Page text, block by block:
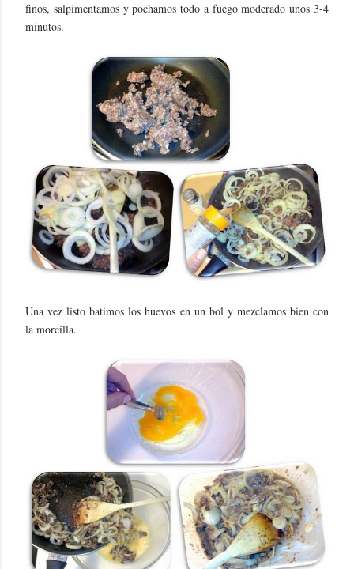
finos, salpimentamos y pochamos todo a fuego moderado unos 3-4
minutos.
Una vez listo batimos los huevos en un bol y mezclamos bien con
la morcilla.